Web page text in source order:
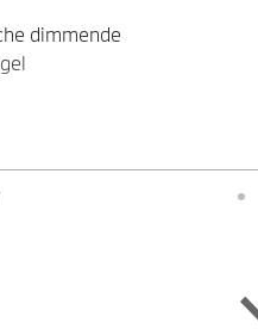
dimmende